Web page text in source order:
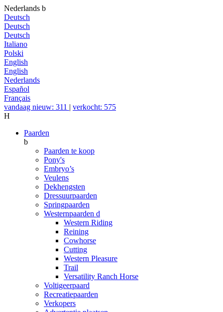
Nederlands b
Deutsch
Deutsch
Deutsch
Italiano
Polski
English
English
Nederlands
Español
Français
vandaag nieuw: 311 | verkocht: 575
H
Paarden
b
Paarden te koop
Pony's
Embryo’s
Veulens
Dekhengsten
Dressuurpaarden
Springpaarden
Westernpaarden d
Western Riding
Reining
Cowhorse
Cutting
Western Pleasure
Trail
Versatility Ranch Horse
Voltigeerpaard
Recreatiepaarden
Verkopers